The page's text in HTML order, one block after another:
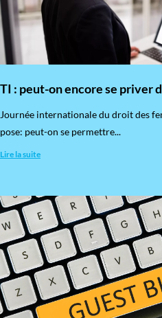
TI : peut-on encore se priver
​Journée internationale du droit des
pose: peut-on se permettre...
Lire la suite